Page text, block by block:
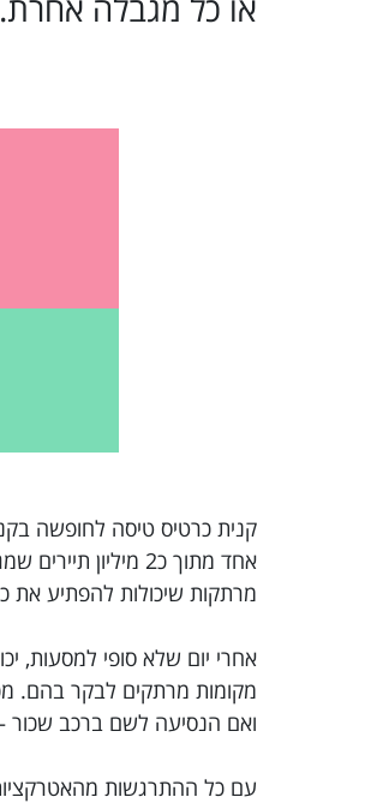
אחד מתוך כ2
מרתקות שיכולות להפתיע את
אחרי יום שלא סופי למסעות,
מקומות מרתקים לבקר בהם.
ואם הנסיעה לשם ברכב שכור
עם כל ההתרגשות